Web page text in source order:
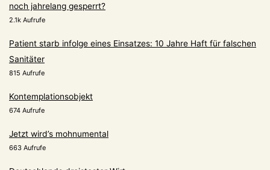
noch jahrelang gesperrt?
2.1k Aufrufe
Patient starb infolge eines Einsatzes: 10 Jahre Haft für falschen
Sanitäter
815 Aufrufe
Kontemplationsobjekt
674 Aufrufe
Jetzt wird’s mohnumental
663 Aufrufe